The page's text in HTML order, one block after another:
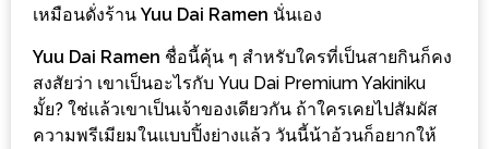
แซ่บ
สวย
ร้าน
รวย
เหมือนดั่งร้าน Yuu Dai Ramen นั่นเอง
Yuu Dai Ramen ชื่อนี้คุ้น ๆ สำหรับใครที่เป็นสายกินก็คง
สงสัยว่า เขาเป็นอะไรกับ Yuu Dai Premium Yakiniku
มั้ย? ใช่แล้วเขาเป็นเจ้าของเดียวกัน ถ้าใครเคยไปสัมผัส
ความพรีเมียมในแบบปิ้งย่างแล้ว วันนี้น้าอ้วนก็อยากให้